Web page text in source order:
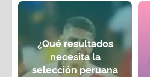
¿Qué resultados
necesita la
selección peruana